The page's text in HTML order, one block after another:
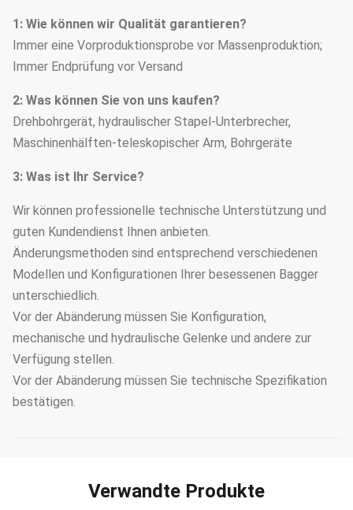
1: Wie können wir Qualität garantieren?
Immer eine Vorproduktionsprobe vor Massenproduktion;
Immer Endprüfung vor Versand
2: Was können Sie von uns kaufen?
Drehbohrgerät, hydraulischer Stapel-Unterbrecher,
Maschinenhälften-teleskopischer Arm, Bohrgeräte
3: Was ist Ihr Service?
Wir können professionelle technische Unterstützung und
guten Kundendienst Ihnen anbieten.
Änderungsmethoden sind entsprechend verschiedenen
Modellen und Konfigurationen Ihrer besessenen Bagger
unterschiedlich.
Vor der Abänderung müssen Sie Konfiguration,
mechanische und hydraulische Gelenke und andere zur
Verfügung stellen.
Vor der Abänderung müssen Sie technische Spezifikation
bestätigen.
Verwandte Produkte